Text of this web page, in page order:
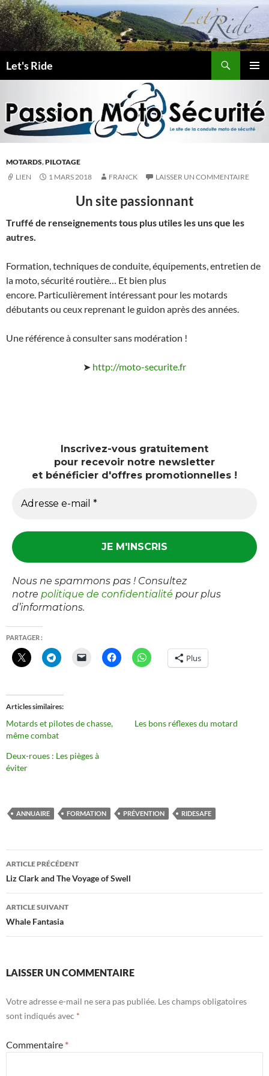
Aller
au
contenu
Let's Ride
MOTARDS,PILOTAGE
LIEN
1 MARS 2018 FRANCK LAISSER UN COMMENTAIRE
Un site passionnant
Truffé de renseignements tous plus utiles les uns que les
autres.
Formation, techniques de conduite, équipements, entretien de
la moto, sécurité routière… Et bien plus
encore. Particulièrement intéressant pour les motards
débutants ou ceux reprenant le guidon après des années.
Une référence à consulter sans modération !
➤ http://moto-securite.fr
Inscrivez-vous gratuitement
pour recevoir notre newsletter
et bénéficier d'offres promotionnelles !
Nous ne spammons pas ! Consultez
notre politique de confidentialité pour plus
d’informations.
PARTAGER :
Plus
Articles similaires
Motards et pilotes de chasse,
même combat
Les bons réflexes du motard
Deux-roues : Les pièges à
éviter
ANNUAIRE FORMATION PRÉVENTION RIDESAFE
Navigation
des
articles
ARTICLE PRÉCÉDENT
Liz Clark and The Voyage of Swell
ARTICLE SUIVANT
Whale Fantasia
LAISSER UN COMMENTAIRE
Votre adresse e-mail ne sera pas publiée. Les champs obligatoires
sont indiqués avec *
Commentaire *